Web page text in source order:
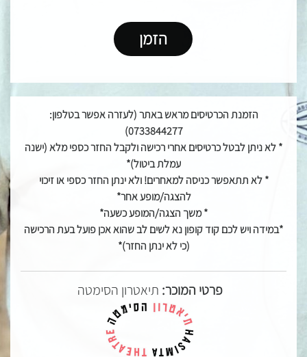
הזמן
הזמנת הכרטיסים מראש באתר (לעזרה אפשר בטלפון:
0733844277)
* לא ניתן לבטל כרטיסים אחרי רכישה ולקבל החזר כספי מלא (ישנה
עמלת ביטול)*
* לא תתאפשר כניסה למאחרים! ולא ינתן החזר כספי או זיכוי
להצגה/מופע אחר*
* משך הצגה/המופע כשעה*
*במידה ויש לכם קוד קופון נא לשים לב שהוא אכן פועל בעת הרכישה
(כי לא ינתן החזר)*
פרטי המוכר: תיאטרון הסימטה